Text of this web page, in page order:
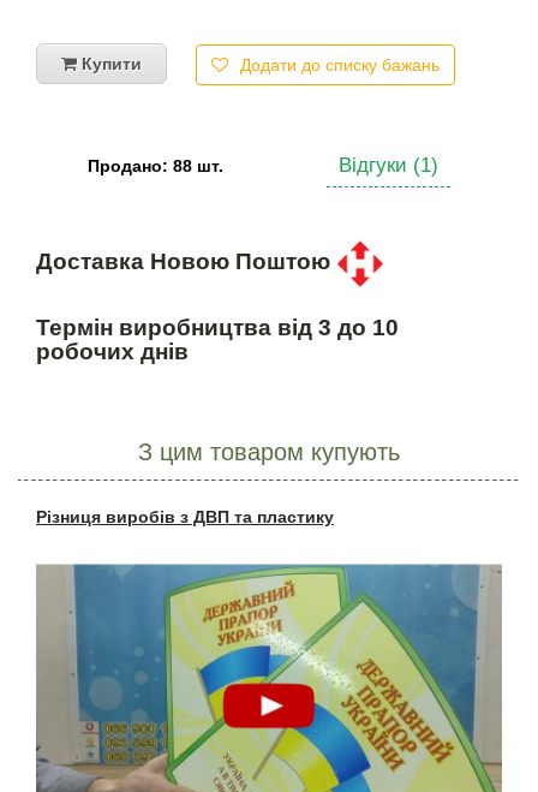
Купити Додати до списку бажань
Продано: 88 шт. Відгуки (1)
Доставка Новою Поштою
Термін виробництва від 3 до 10
робочих днів
З цим товаром купують
Різниця виробів з ДВП та пластику